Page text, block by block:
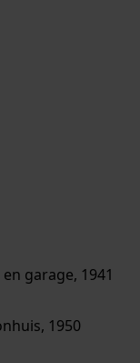
garage, 1941
1950